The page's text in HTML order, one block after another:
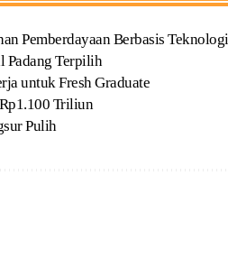
Pemberdayaan Berbasis Teknologi
Padang Terpilih
untuk Fresh Graduate
Triliun
Pulih